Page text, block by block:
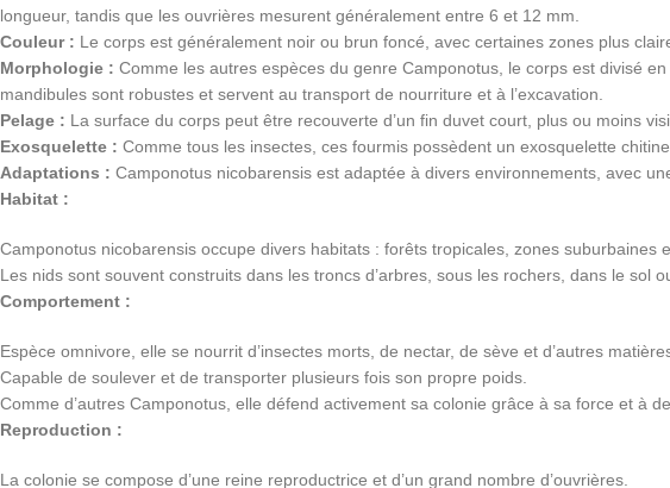
longueur, tandis que les ouvrières mesurent généralement entre 6 et 12 mm.
Couleur : Le corps est généralement noir ou brun foncé, avec certaines zones plus
Morphologie : Comme les autres espèces du genre Camponotus, le corps est divisé
mandibules sont robustes et servent au transport de nourriture et à l’excavation.
Pelage : La surface du corps peut être recouverte d’un fin duvet court, plus ou moins
Exosquelette : Comme tous les insectes, ces fourmis possèdent un exosquelette
Adaptations : Camponotus nicobarensis est adaptée à divers environnements, avec
Habitat :
Camponotus nicobarensis occupe divers habitats : forêts tropicales, zones suburbaines
Les nids sont souvent construits dans les troncs d’arbres, sous les rochers, dans le sol
Comportement :
Espèce omnivore, elle se nourrit d’insectes morts, de nectar, de sève et d’autres
Capable de soulever et de transporter plusieurs fois son propre poids.
Comme d’autres Camponotus, elle défend activement sa colonie grâce à sa force et à
Reproduction :
La colonie se compose d’une reine reproductrice et d’un grand nombre d’ouvrières.